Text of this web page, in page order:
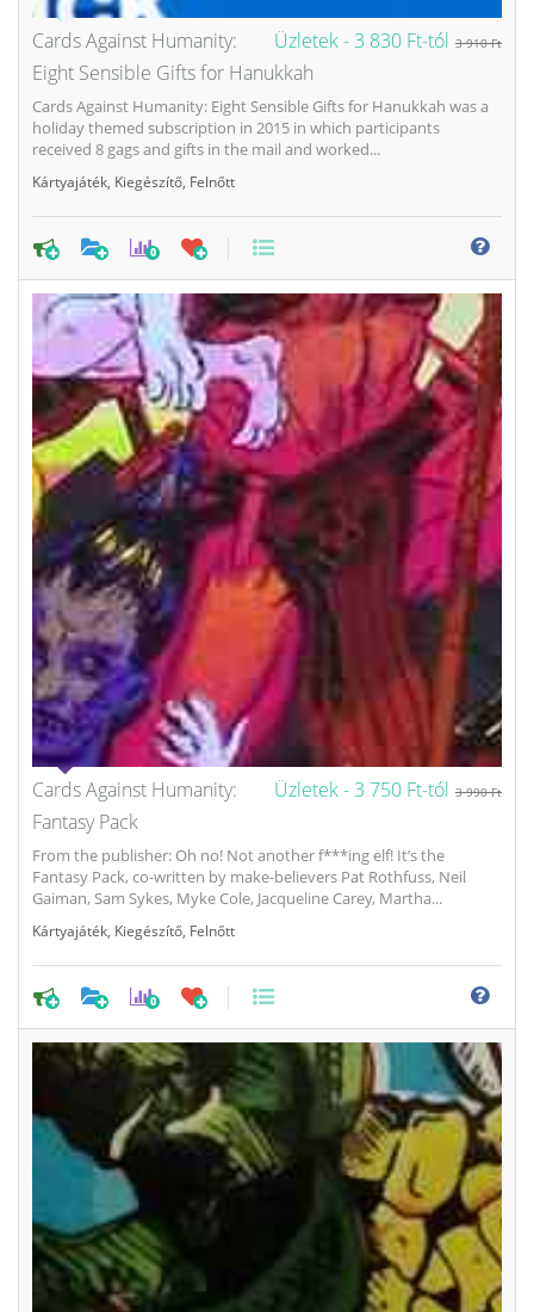
Üzletek -3 830 Ft-tól 3 910 Ft
Cards Against Humanity:
Eight Sensible Gifts for Hanukkah
Cards Against Humanity: Eight Sensible Gifts for Hanukkah was a
holiday themed subscription in 2015 in which participants
received 8 gags and gifts in the mail and worked...
Kártyajáték Kiegészítő Felnőtt
0
Üzletek -3 750 Ft-tól 3 990 Ft
Cards Against Humanity:
Fantasy Pack
From the publisher: Oh no! Not another f***ing elf! It’s the
Fantasy Pack, co-written by make-believers Pat Rothfuss, Neil
Gaiman, Sam Sykes, Myke Cole, Jacqueline Carey, Martha...
Kártyajáték Kiegészítő Felnőtt
0